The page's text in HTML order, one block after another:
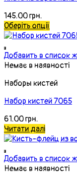
145.00грн.
Оберіть опції
Добавить в список
Немає в наявності
Наборы кистей
Набор кистей 7065
61.00грн.
Читати далі
Добавить в список
Немає в наявності